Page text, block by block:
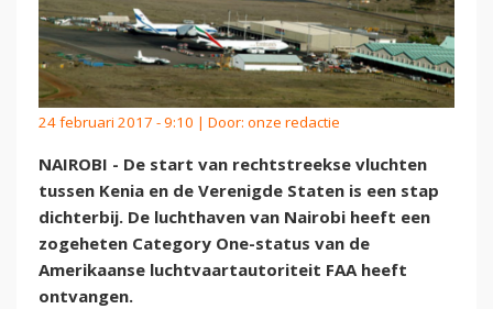
24 februari 2017 - 9:10 | Door: onze redactie
NAIROBI - De start van rechtstreekse vluchten
tussen Kenia en de Verenigde Staten is een stap
dichterbij. De luchthaven van Nairobi heeft een
zogeheten Category One-status van de
Amerikaanse luchtvaartautoriteit FAA heeft
ontvangen.